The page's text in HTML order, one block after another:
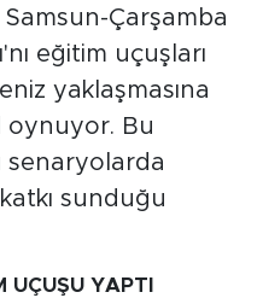
Çarşamba
eğitim uçuşları
yaklaşmasına
oynuyor. Bu
senaryolarda
sunduğu
UÇUŞU YAPTI